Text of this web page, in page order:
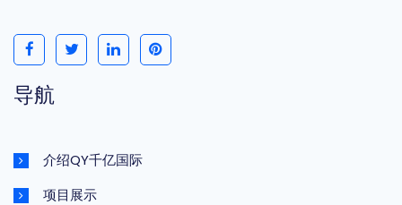
导航
介绍QY千亿国际
项目展示